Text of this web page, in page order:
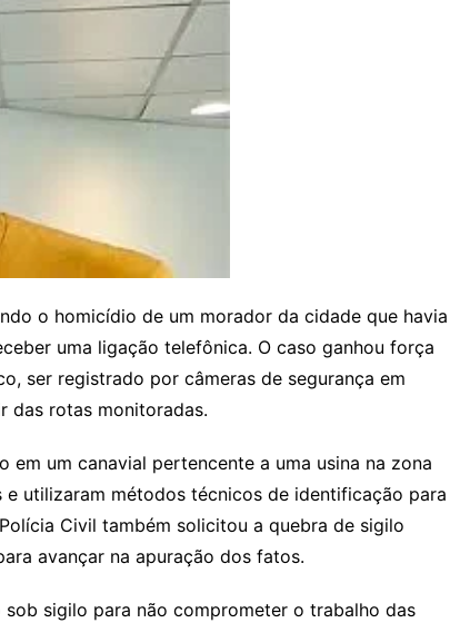
o homicídio de um morador da cidade que havia
uma ligação telefônica. O caso ganhou força
ser registrado por câmeras de segurança em
das rotas monitoradas.
um canavial pertencente a uma usina na zona
utilizaram métodos técnicos de identificação para
Civil também solicitou a quebra de sigilo
avançar na apuração dos fatos.
sigilo para não comprometer o trabalho das